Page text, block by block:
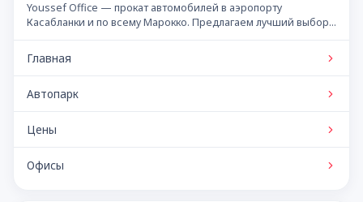
Youssef Office — прокат автомобилей в аэропорту
Касабланки и по всему Марокко. Предлагаем лучший выбор
Главная
Автопарк
Цены
Офисы